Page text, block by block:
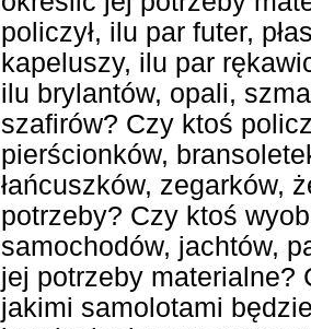
policzył, ilu par futer,
kapeluszy, ilu par
ilu brylantów, opali,
szafirów? Czy ktoś
pierścionków,
łańcuszków, zegarków,
potrzeby? Czy ktoś
samochodów, jachtów,
jej potrzeby materialne?
jakimi samolotami